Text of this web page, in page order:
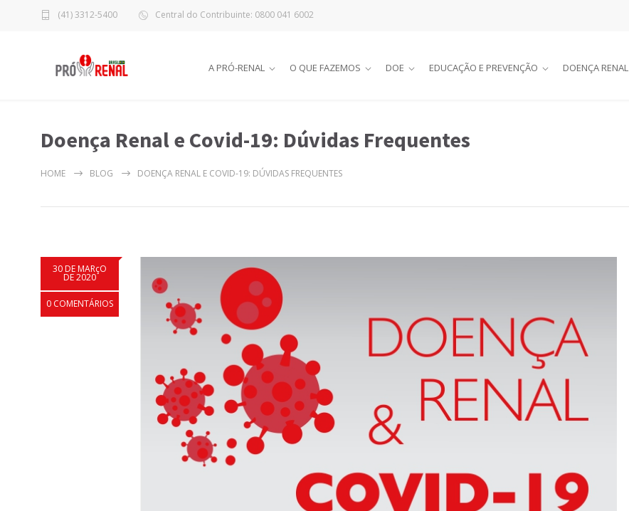
(41) 3312-5400 Central do Contribuinte: 0800 041 6002
A PRÓ-RENAL O QUE FAZEMOS DOE EDUCAÇÃO E PREVENÇÃO DOENÇA RENAL
Doença Renal e Covid-19: Dúvidas Frequentes
HOME BLOG DOENÇA RENAL E COVID-19: DÚVIDAS FREQUENTES
30 DE MARçO
DE 2020
0 COMENTÁRIOS